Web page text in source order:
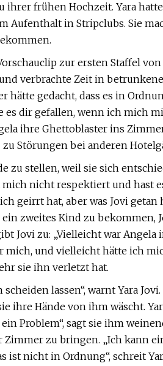
frühen Hochzeit. Yara
in Stripclubs. Sie
zur ersten Staffel
verbrachte Zeit in
hätte gedacht, dass es in
es dir gefallen, wenn ich mich
ihre Ghettoblaster ins
Störungen bei anderen
zu stellen, weil sie sich
nicht respektiert und hast
geirrt hat, aber was Jovi
zweites Kind zu bekommen,
Jovi zu: „Vielleicht war Angela
mich, und vielleicht hätte ich
sie ihn verletzt hat.
lassen“, warnt Yara
ihre Hände von ihm wäscht.
Problem“, sagt sie ihm
Zimmer zu bringen. „Ich kann
ist nicht in Ordnung“, schreit